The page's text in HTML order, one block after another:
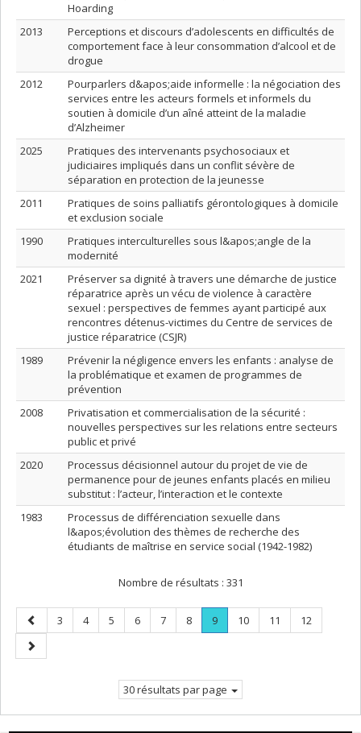
Hoarding
2013
Perceptions et discours d’adolescents en difficultés de
comportement face à leur consommation d’alcool et de
drogue
2012
Pourparlers d&apos;aide informelle : la négociation des
services entre les acteurs formels et informels du
soutien à domicile d’un aîné atteint de la maladie
d’Alzheimer
2025
Pratiques des intervenants psychosociaux et
judiciaires impliqués dans un conflit sévère de
séparation en protection de la jeunesse
2011
Pratiques de soins palliatifs gérontologiques à domicile
et exclusion sociale
1990
Pratiques interculturelles sous l&apos;angle de la
modernité
2021
Préserver sa dignité à travers une démarche de justice
réparatrice après un vécu de violence à caractère
sexuel : perspectives de femmes ayant participé aux
rencontres détenus-victimes du Centre de services de
justice réparatrice (CSJR)
1989
Prévenir la négligence envers les enfants : analyse de
la problématique et examen de programmes de
prévention
2008
Privatisation et commercialisation de la sécurité :
nouvelles perspectives sur les relations entre secteurs
public et privé
2020
Processus décisionnel autour du projet de vie de
permanence pour de jeunes enfants placés en milieu
substitut : l’acteur, l’interaction et le contexte
1983
Processus de différenciation sexuelle dans
l&apos;évolution des thèmes de recherche des
étudiants de maîtrise en service social (1942-1982)
Nombre de résultats : 331
Page
précédente
Page
3 Page
4 Page
5 Page
6 Page
7 Page
8 Page
9.
Page
Page
10 Page
11 Page
12
Page
suivante
30 résultats par page